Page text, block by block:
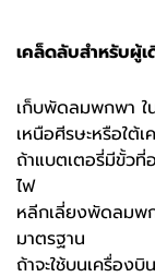
เคล็ดลับสำหรับผู้เ
เก็บพัดลมพกพา ใ
เหนือศีรษะหรือใต้เ
ถ้าแบตเตอรี่มีขั้วที่
ไฟ
หลีกเลี่ยงพัดลมพ
มาตรฐาน
ถ้าจะใช้บนเครื่อง